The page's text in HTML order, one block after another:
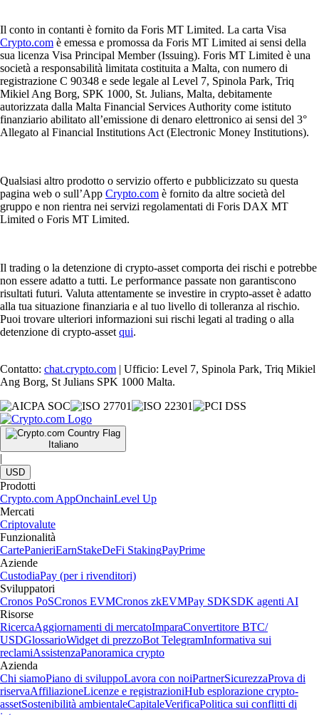
Il conto in contanti è fornito da Foris MT Limited. La carta Visa
Crypto.com è emessa e promossa da Foris MT Limited ai sensi della
sua licenza Visa Principal Member (Issuing). Foris MT Limited è una
società a responsabilità limitata costituita a Malta, con numero di
registrazione C 90348 e sede legale al Level 7, Spinola Park, Triq
Mikiel Ang Borg, SPK 1000, St. Julians, Malta, debitamente
autorizzata dalla Malta Financial Services Authority come istituto
finanziario abilitato all’emissione di denaro elettronico ai sensi del 3°
Allegato al Financial Institutions Act (Electronic Money Institutions).
Qualsiasi altro prodotto o servizio offerto e pubblicizzato su questa
pagina web o sull’App Crypto.com è fornito da altre società del
gruppo e non rientra nei servizi regolamentati di Foris DAX MT
Limited o Foris MT Limited.
Il trading o la detenzione di crypto-asset comporta dei rischi e potrebbe
non essere adatto a tutti. Le performance passate non garantiscono
risultati futuri. Valuta attentamente se investire in crypto-asset è adatto
alla tua situazione finanziaria e al tuo livello di tolleranza al rischio.
Puoi trovare ulteriori informazioni sui rischi legati al trading o alla
detenzione di crypto-asset qui.
Contatto: chat.crypto.com | Ufficio: Level 7, Spinola Park, Triq Mikiel
Ang Borg, St Julians SPK 1000 Malta.
Italiano
|
USD
Prodotti
Crypto.com AppOnchainLevel Up
Mercati
Criptovalute
Funzionalità
CartePanieriEarnStakeDeFi StakingPayPrime
Aziende
CustodiaPay (per i rivenditori)
Sviluppatori
Cronos PoSCronos EVMCronos zkEVMPay SDKSDK agenti AI
Risorse
RicercaAggiornamenti di mercatoImparaConvertitore BTC/
USDGlossarioWidget di prezzoBot TelegramInformativa sui
reclamiAssistenzaPanoramica crypto
Azienda
Chi siamoPiano di sviluppoLavora con noiPartnerSicurezzaProva di
riservaAffiliazioneLicenze e registrazioniHub esplorazione crypto-
assetSostenibilità ambientaleCapitaleVerificaPolitica sui conflitti di